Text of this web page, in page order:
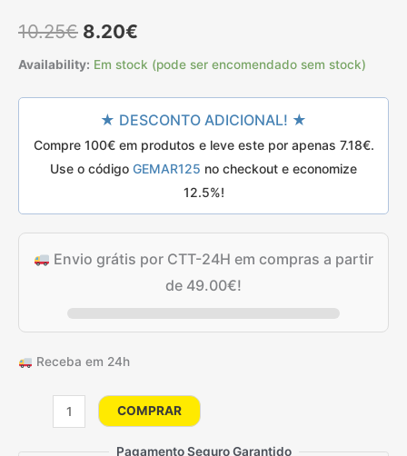
10.25€ O
preço
original
era:
10.25€.
8.20€
preço
atual
8.20€.
Availability: Em stock (pode ser encomendado sem stock)
★ DESCONTO ADICIONAL! ★
Compre 100€ em produtos e leve este por apenas 7.18€.
Use o código GEMAR125 no checkout e economize
12.5%!
Envio grátis por CTT-24H em compras a partir
de 49.00€!
Receba em 24h
Quantidade
100
COMPRAR
Pagamento Seguro Garantido